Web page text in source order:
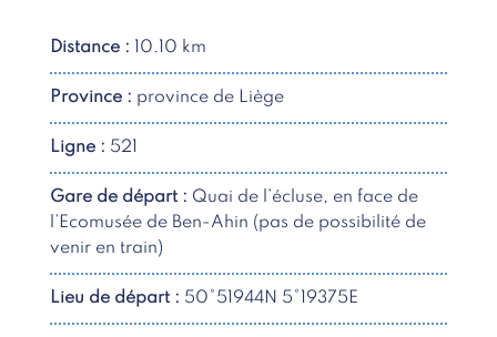
Distance : 10.10 km
Province : province de Liège
Ligne : 521
Gare de départ : Quai de l’écluse, en face de
l’Ecomusée de Ben-Ahin (pas de possibilité de
venir en train)
Lieu de départ : 50°51944N 5°19375E